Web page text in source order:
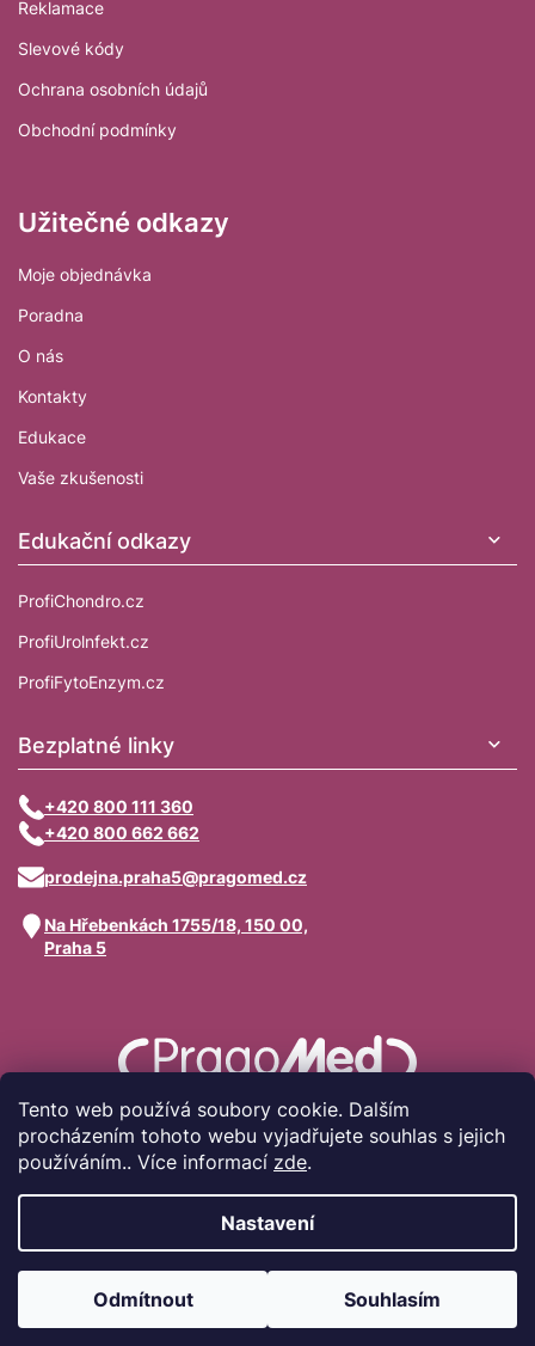
Tento web používá soubory cookie. Dalším
procházením tohoto webu vyjadřujete souhlas s jejich
používáním.. Více informací zde.
Nastavení
Odmítnout Souhlasím
Reklamace
Slevové kódy
Ochrana osobních údajů
Obchodní podmínky
Užitečné odkazy
Moje objednávka
Poradna
O nás
Kontakty
Edukace
Vaše zkušenosti
Edukační odkazy
ProfiChondro.cz
ProfiUrolnfekt.cz
ProfiFytoEnzym.cz
Bezplatné linky
+420 800 111 360
+420 800 662 662
prodejna.praha5@pragomed.cz
Na Hřebenkách 1755/18, 150 00,
Praha 5
Vytvořil Shoptet
Copyright 2026Pragomed.cz. Všechna práva vyhrazena.